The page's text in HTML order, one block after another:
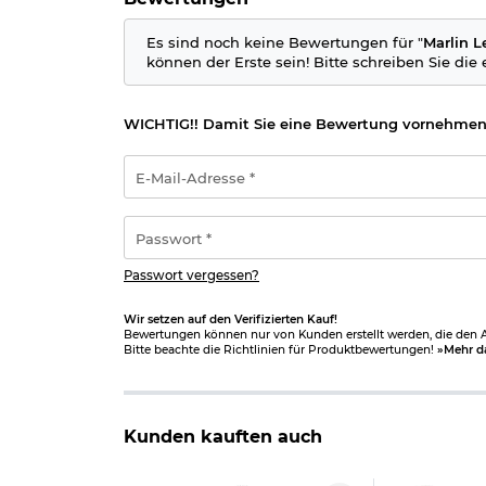
den Unterhebel manuell gespannt und ist
zusätzlichen Energiequellen und eignet sich
Verstellbare Visierung für präzises
Die offene Visierung besteht aus einem festen
Mit ihrem klassischen Erscheinungsbild, der
Action sowohl Western-Fans als auch Freizeit-
Fertigungsqualität und bietet ein
Lieferumfang:
Marlin Lever Action Unterhebelspanner
Kaliber: 4,5 mm (.177) BB
Antrieb: Federdruck - Unterhebelspanner
Es sind noch keine Bewertungen für "Marlin
können der Erste sein! Bitte schreiben Sie die
WICHTIG!! Damit Sie eine Bewertung
Mail-
Adresse
*
Passwort vergessen?
Wir setzen auf den Verifizierten Kauf!
Bewertungen können nur von Kunden erstellt werden, die den
Bitte beachte die Richtlinien für Produktbewertungen! »Mehr
Kunden kauften auch